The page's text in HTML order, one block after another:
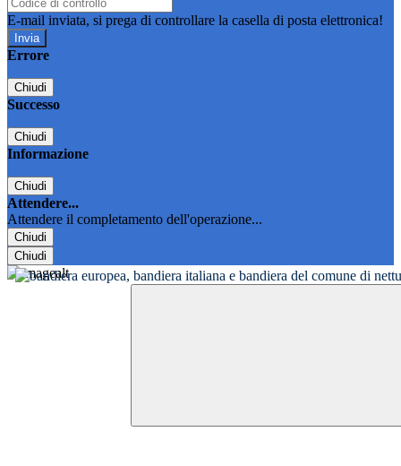
E-mail inviata, si prega di controllare la casella di posta elettronica!
Errore
Chiudi
Successo
Chiudi
Informazione
Chiudi
Attendere...
Attendere il completamento dell'operazione...
Chiudi
Chiudi